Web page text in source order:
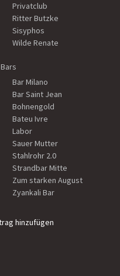
Privatclub
Ritter Butzke
Sisyphos
Wilde Renate
Bars
Bar Milano
Bar Saint Jean
Bohnengold
Bateu Ivre
Labor
Sauer Mutter
Stahlrohr 2.0
Strandbar Mitte
Zum starken August
Zyankali Bar
hinzufügen